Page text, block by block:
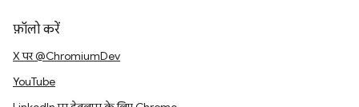
फ़ॉलो करें
X पर @ChromiumDev
YouTube